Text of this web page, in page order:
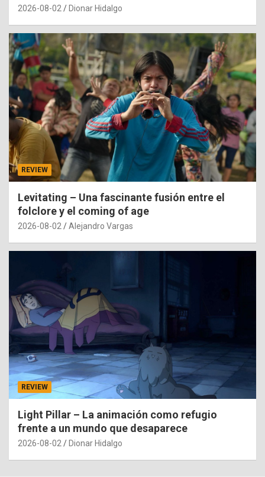
2026-08-02 Dionar Hidalgo
REVIEW
Levitating – Una fascinante fusión entre el
folclore y el coming of age
2026-08-02 Alejandro Vargas
REVIEW
Light Pillar – La animación como refugio
frente a un mundo que desaparece
2026-08-02 Dionar Hidalgo